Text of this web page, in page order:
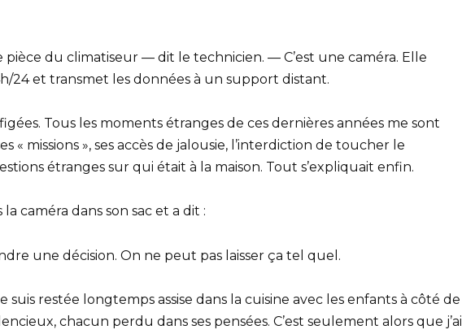
pièce du climatiseur — dit le technicien. — C’est une caméra. Elle
24 et transmet les données à un support distant.
Tous les moments étranges de ces dernières années me sont
« missions », ses accès de jalousie, l’interdiction de toucher le
étranges sur qui était à la maison. Tout s’expliquait enfin.
la caméra dans son sac et a dit :
une décision. On ne peut pas laisser ça tel quel.
suis restée longtemps assise dans la cuisine avec les enfants à côté de
chacun perdu dans ses pensées. C’est seulement alors que j’ai